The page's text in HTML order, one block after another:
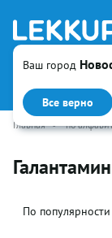
Ваш город
Все верно
Искать
Главная • по
Галантамин
По популярности